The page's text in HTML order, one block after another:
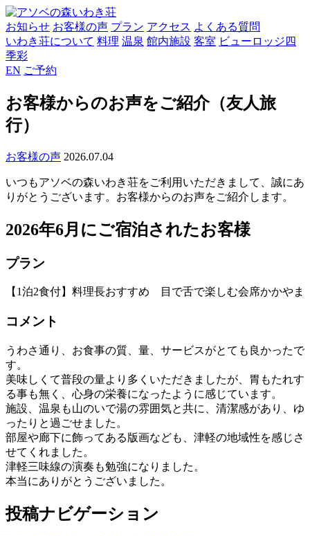
お知らせ お客様の声 プラン アクセス よくある質問
いわき荘について 料理 温泉 館内施設 客室 ビューロッジ四
季彩
EN ご予約
お客様からのお声をご紹介（友人旅
行）
お客様の声 2026.07.04
いつもアソベの森いわき荘をご利用いただきまして、誠にあ
りがとうございます。お客様からのお声をご紹介します。
2026年6月にご宿泊されたお客様
プラン
【1泊2食付】料理長おすすめ 目で舌で楽しむ会席かかやま
コメント
うわさ通り、お食事の質、量、サービスがとても良かったで
す。
美味しくて普段の量より多くいただきましたが、胃もたれす
る事も無く、心身の栄養になったように感じています。
施設、温泉も山のいで湯の雰囲気と共に、清潔感があり、ゆ
ったりと過ごせました。
部屋や廊下に飾ってある版画なども、津軽の地域性を感じさ
せてくれました。
津軽三味線の演奏も勉強になりました。
本当にありがとうございました。
投稿ナビゲーション